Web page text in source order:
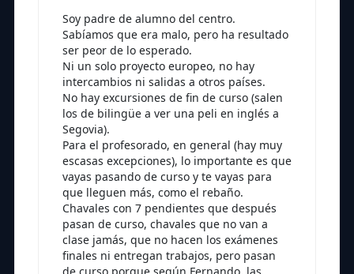
Soy padre de alumno del centro.
Sabíamos que era malo, pero ha resultado
ser peor de lo esperado.
Ni un solo proyecto europeo, no hay
intercambios ni salidas a otros países.
No hay excursiones de fin de curso (salen
los de bilingüe a ver una peli en inglés a
Segovia).
Para el profesorado, en general (hay muy
escasas excepciones), lo importante es que
vayas pasando de curso y te vayas para
que lleguen más, como el rebaño.
Chavales con 7 pendientes que después
pasan de curso, chavales que no van a
clase jamás, que no hacen los exámenes
finales ni entregan trabajos, pero pasan